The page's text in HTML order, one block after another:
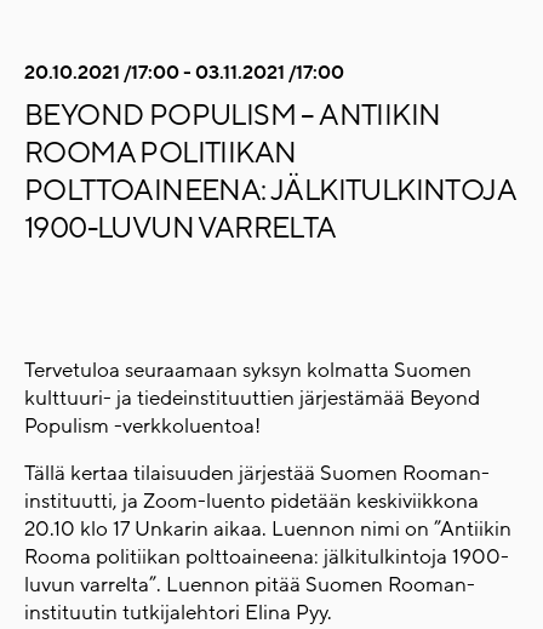
20.10.2021 /17:00 - 03.11.2021 /17:00
BEYOND POPULISM – ANTIIKIN
ROOMA POLITIIKAN
POLTTOAINEENA: JÄLKITULKINTOJA
1900-LUVUN VARRELTA
Tervetuloa seuraamaan syksyn kolmatta Suomen
kulttuuri- ja tiedeinstituuttien järjestämää Beyond
Populism -verkkoluentoa!
Tällä kertaa tilaisuuden järjestää Suomen Rooman-
instituutti, ja Zoom-luento pidetään keskiviikkona
20.10 klo 17 Unkarin aikaa. Luennon nimi on ”Antiikin
Rooma politiikan polttoaineena: jälkitulkintoja 1900-
luvun varrelta”. Luennon pitää Suomen Rooman-
instituutin tutkijalehtori Elina Pyy.